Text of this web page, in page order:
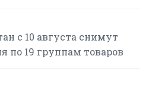
с 10 августа снимут
по 19 группам товаров